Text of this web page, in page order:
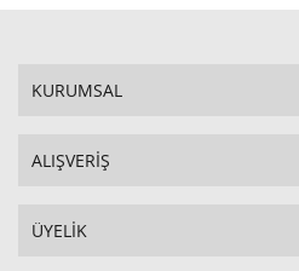
KURUMSAL
ALIŞVERİŞ
ÜYELİK